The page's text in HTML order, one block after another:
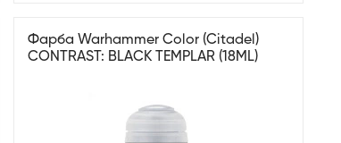
Фарба Warhammer Color (Citadel)
CONTRAST: BLACK TEMPLAR (18ML)